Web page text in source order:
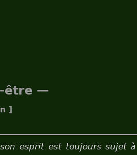
être —
]
esprit est toujours sujet